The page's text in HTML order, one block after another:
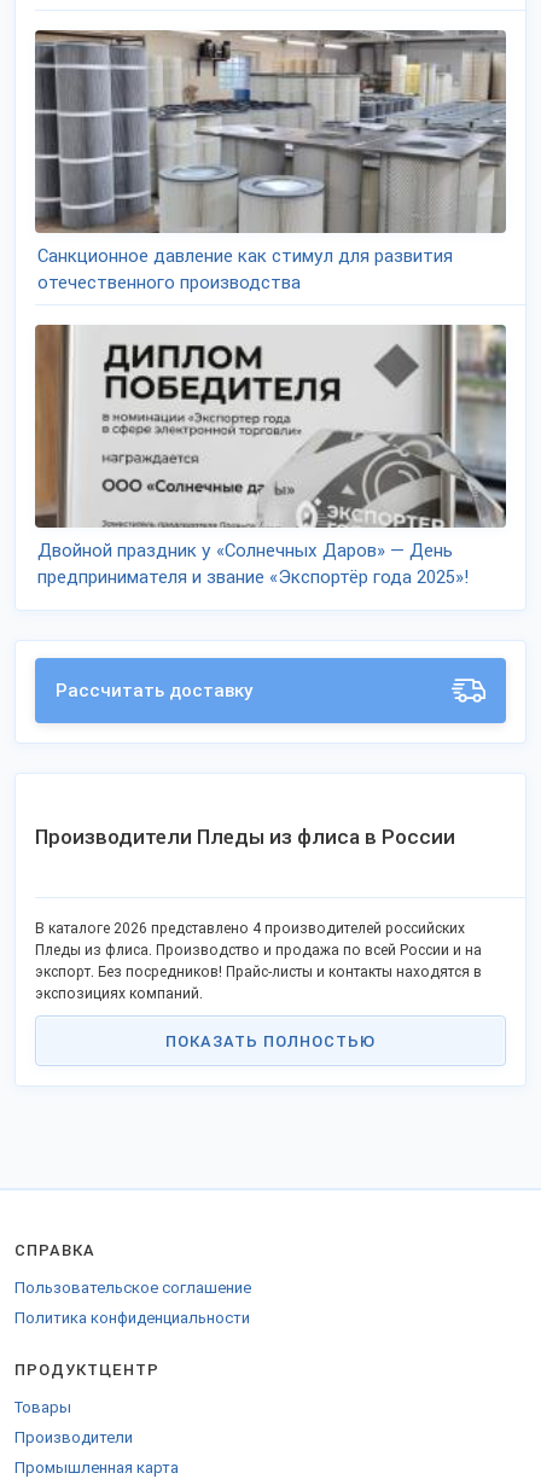
Санкционное давление как стимул для развития
отечественного производства
Двойной праздник у «Солнечных Даров» — День
предпринимателя и звание «Экспортёр года 2025»!
Рассчитать доставку
Производители Пледы из флиса в России
В каталоге 2026 представлено 4 производителей российских
Пледы из флиса. Производство и продажа по всей России и на
экспорт. Без посредников! Прайс-листы и контакты находятся в
экспозициях компаний.
ПОКАЗАТЬ ПОЛНОСТЬЮ
СПРАВКА
Пользовательское соглашение
Политика конфиденциальности
ПРОДУКТЦЕНТР
Товары
Производители
Промышленная карта